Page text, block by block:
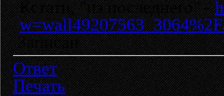
Кстати, "из последнего" -
Записан
Ответ
Печать